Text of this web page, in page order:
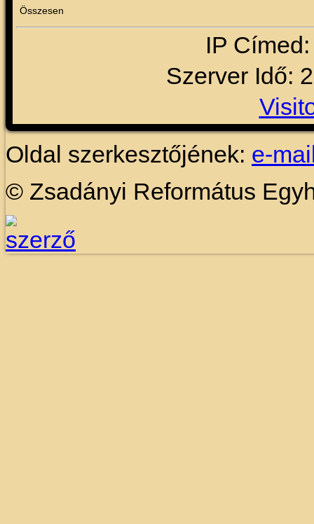
Összesen
IP
Szerver Idő:
Oldal szerkesztőjének: e-
© Zsadányi Református